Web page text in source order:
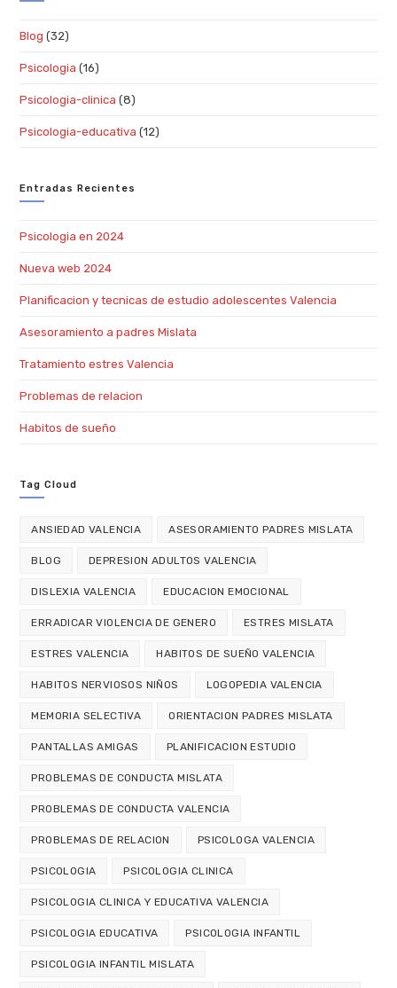
Blog (32)
Psicologia (16)
Psicologia-clinica (8)
Psicologia-educativa (12)
Entradas Recientes
Psicologia en 2024
Nueva web 2024
Planificacion y tecnicas de estudio adolescentes Valencia
Asesoramiento a padres Mislata
Tratamiento estres Valencia
Problemas de relacion
Habitos de sueño
Tag Cloud
ANSIEDAD VALENCIA ASESORAMIENTO PADRES MISLATA
BLOG DEPRESION ADULTOS VALENCIA
DISLEXIA VALENCIA EDUCACION EMOCIONAL
ERRADICAR VIOLENCIA DE GENERO ESTRES MISLATA
ESTRES VALENCIA HABITOS DE SUEÑO VALENCIA
HABITOS NERVIOSOS NIÑOS LOGOPEDIA VALENCIA
MEMORIA SELECTIVA ORIENTACION PADRES MISLATA
PANTALLAS AMIGAS PLANIFICACION ESTUDIO
PROBLEMAS DE CONDUCTA MISLATA
PROBLEMAS DE CONDUCTA VALENCIA
PROBLEMAS DE RELACION PSICOLOGA VALENCIA
PSICOLOGIA PSICOLOGIA CLINICA
PSICOLOGIA CLINICA Y EDUCATIVA VALENCIA
PSICOLOGIA EDUCATIVA PSICOLOGIA INFANTIL
PSICOLOGIA INFANTIL MISLATA